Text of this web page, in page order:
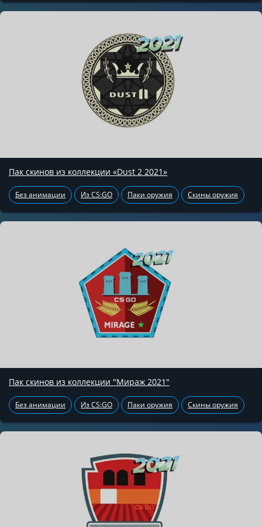
Пак скинов из коллекции «Dust 2 2021»
Без анимации Из CS:GO Паки оружия Скины оружия
Пак скинов из коллекции "Мираж 2021"
Без анимации Из CS:GO Паки оружия Скины оружия